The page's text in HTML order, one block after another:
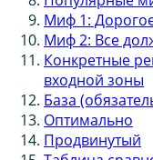
Миф 1:
Миф 2: Все
Конкретные
входной зоны
База
Оптимально
Продвинутый